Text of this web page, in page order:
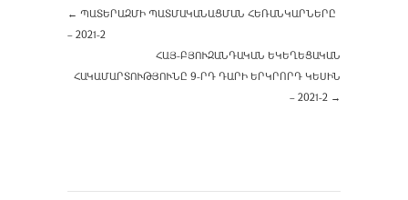
← ՊԱՏԵՐԱԶՄԻ ՊԱՏՄԱԿԱՆԱՑՄԱՆ ՀԵՌԱՆԿԱՐՆԵՐԸ
– 2021-2
ՀԱՅ-ԲՅՈՒԶԱՆԴԱԿԱՆ ԵԿԵՂԵՑԱԿԱՆ
ՀԱԿԱՄԱՐՏՈՒԹՅՈՒՆԸ 9-ՐԴ ԴԱՐԻ ԵՐԿՐՈՐԴ ԿԵՍԻՆ
– 2021-2 →